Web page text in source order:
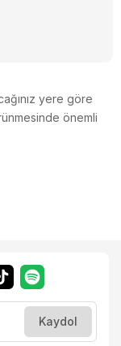
yere göre
önemli